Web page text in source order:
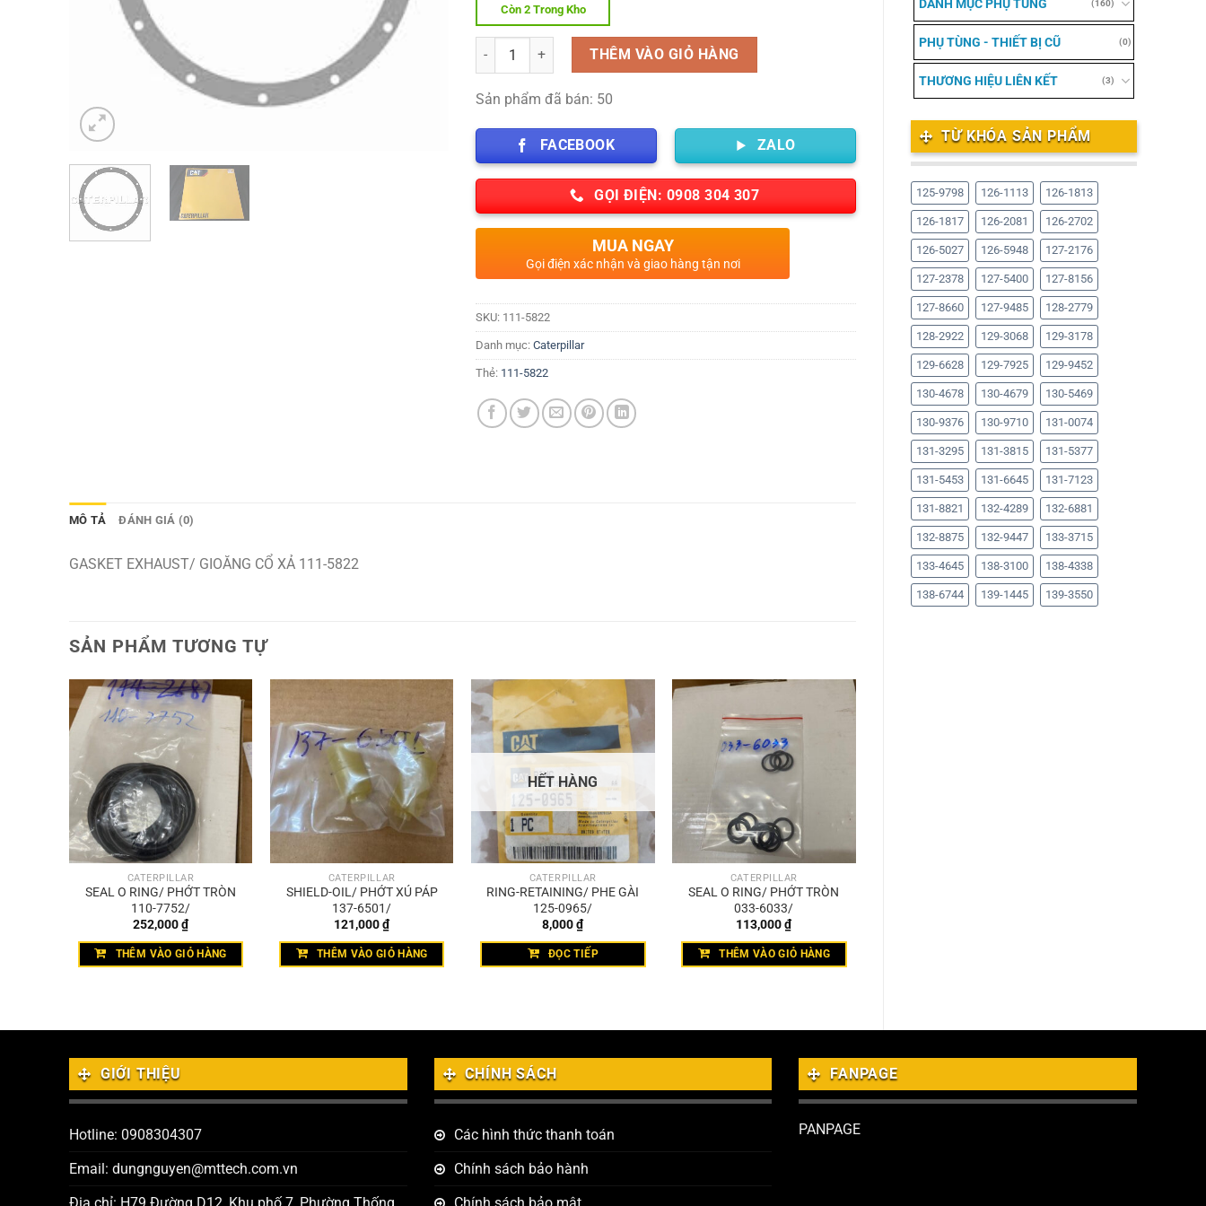
DANH MỤC PHỤ TÙNG (160)
PHỤ TÙNG - THIẾT BỊ CŨ (0)
THƯƠNG HIỆU LIÊN KẾT (3)
TỪ KHÓA SẢN PHẨM
125-9798 126-1113 126-1813
126-1817 126-2081 126-2702
126-5027 126-5948 127-2176
127-2378 127-5400 127-8156
127-8660 127-9485 128-2779
128-2922 129-3068 129-3178
129-6628 129-7925 129-9452
130-4678 130-4679 130-5469
130-9376 130-9710 131-0074
131-3295 131-3815 131-5377
131-5453 131-6645 131-7123
131-8821 132-4289 132-6881
132-8875 132-9447 133-3715
133-4645 138-3100 138-4338
138-6744 139-1445 139-3550
Còn 2 Trong Kho
Số lượng THÊM VÀO GIỎ HÀNG
Sản phẩm đã bán: 50
FACEBOOK ZALO
GỌI ĐIỆN: 0908 304 307
MUA NGAY
Gọi điện xác nhận và giao hàng tận nơi
SKU: 111-5822
Danh mục:Caterpillar
Thẻ: 111-5822
MÔ TẢ ĐÁNH GIÁ (0)
GASKET EXHAUST/ GIOĂNG CỔ XẢ 111-5822
SẢN PHẨM TƯƠNG TỰ
CATERPILLAR
SEAL O RING/ PHỚT TRÒN
110-7752/
252,000₫
THÊM VÀO GIỎ HÀNG
CATERPILLAR
SHIELD-OIL/ PHỚT XÚ PÁP
137-6501/
121,000₫
THÊM VÀO GIỎ HÀNG
HẾT HÀNG
CATERPILLAR
RING-RETAINING/ PHE GÀI
125-0965/
8,000₫
ĐỌC TIẾP
CATERPILLAR
SEAL O RING/ PHỚT TRÒN
033-6033/
113,000₫
THÊM VÀO GIỎ HÀNG
GIỚI THIỆU
Hotline: 0908304307
Email: dungnguyen@mttech.com.vn
CHÍNH SÁCH
Các hình thức thanh toán
Chính sách bảo hành
FANPAGE
PANPAGE